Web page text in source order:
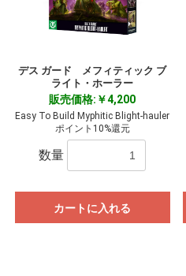
デス ガード メフィティック ブ
ライト・ホーラー
販売価格:￥4,200
Easy To Build Myphitic Blight-hauler
ポイント10%還元
数量
カートに入れる